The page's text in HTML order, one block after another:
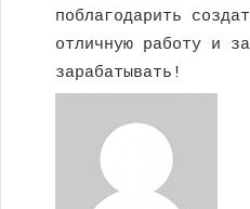
поблагодарить
отличную работу и
зарабатывать!